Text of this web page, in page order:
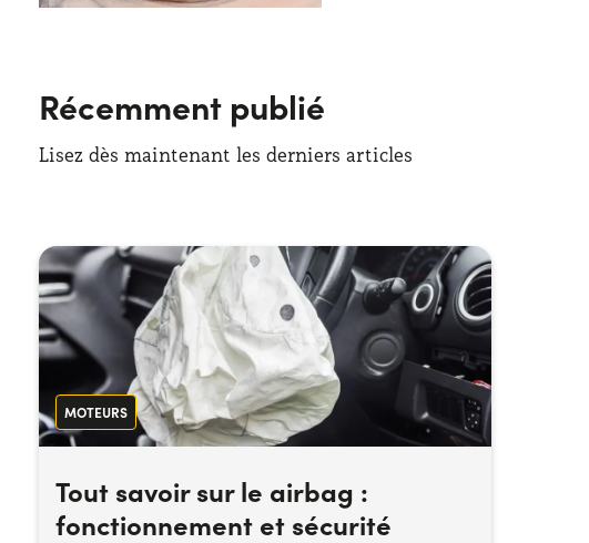
Récemment publié
Lisez dès maintenant les derniers articles
MOTEURS
Tout savoir sur le airbag :
fonctionnement et sécurité